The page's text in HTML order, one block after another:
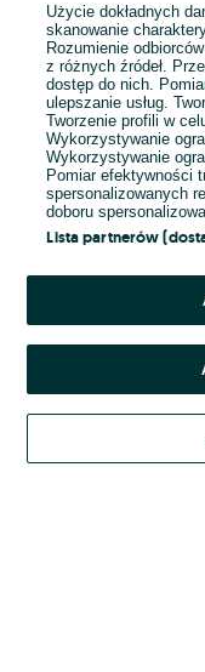
E-mail
Hasło
Kontynuując za
Regulamin
Użycie dokładnych
skanowanie
Rozumienie
z różnych źródeł.
dostęp do nich.
ulepszanie usług.
Tworzenie profili w
Wykorzystywanie
Wykorzystywanie
Pomiar efektywności
spersonalizowanych
doboru
Lista partnerów